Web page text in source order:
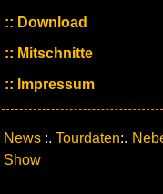
Download
Mitschnitte
Impressum
News :.Tourdaten:.
Show